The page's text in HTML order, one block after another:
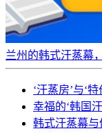
兰州的韩式汗蒸幕
‘汗蒸房’与‘
幸福的‘韩国
韩式汗蒸幕